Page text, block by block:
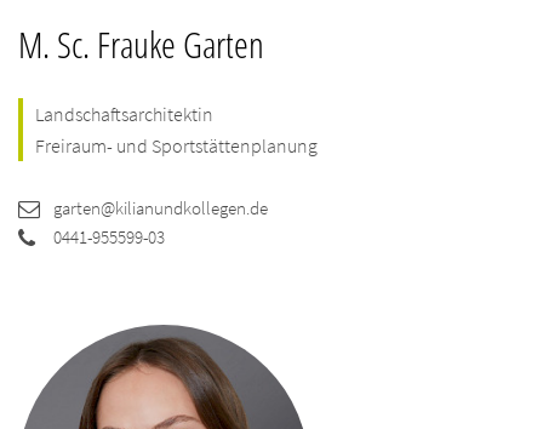
M. Sc. Frauke Garten
Landschaftsarchitektin
Freiraum- und Sportstättenplanung
garten@kilianundkollegen.de
0441-955599-03